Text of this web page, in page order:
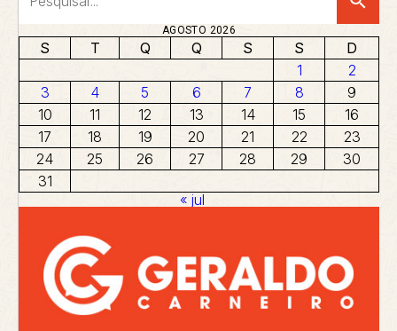
AGOSTO 2026
S T Q Q S S
D
1
2
3
4 5 6 7 8
9
10
11 12 13 14 15
16
17
18 19 20 21 22
23
24
25 26 27 28 29
30
31
« jul